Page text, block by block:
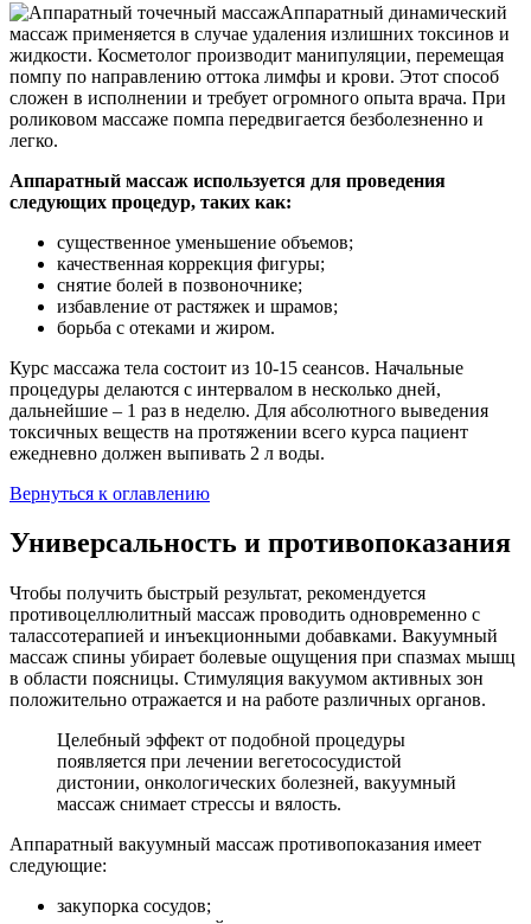
Аппаратный динамический
массаж применяется в случае удаления излишних токсинов и
жидкости. Косметолог производит манипуляции, перемещая
помпу по направлению оттока лимфы и крови. Этот способ
сложен в исполнении и требует огромного опыта врача. При
роликовом массаже помпа передвигается безболезненно и
легко.
Аппаратный массаж используется для проведения
следующих процедур, таких как:
существенное уменьшение объемов;
качественная коррекция фигуры;
снятие болей в позвоночнике;
избавление от растяжек и шрамов;
борьба с отеками и жиром.
Курс массажа тела состоит из 10-15 сеансов. Начальные
процедуры делаются с интервалом в несколько дней,
дальнейшие – 1 раз в неделю. Для абсолютного выведения
токсичных веществ на протяжении всего курса пациент
ежедневно должен выпивать 2 л воды.
Вернуться к оглавлению
Универсальность и противопоказания
Чтобы получить быстрый результат, рекомендуется
противоцеллюлитный массаж проводить одновременно с
талассотерапией и инъекционными добавками. Вакуумный
массаж спины убирает болевые ощущения при спазмах мышц
в области поясницы. Стимуляция вакуумом активных зон
положительно отражается и на работе различных органов.
Целебный эффект от подобной процедуры
появляется при лечении вегетососудистой
дистонии, онкологических болезней, вакуумный
массаж снимает стрессы и вялость.
Аппаратный вакуумный массаж противопоказания имеет
следующие:
закупорка сосудов;